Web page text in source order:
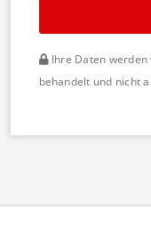
Ihre Daten werden
behandelt und nicht